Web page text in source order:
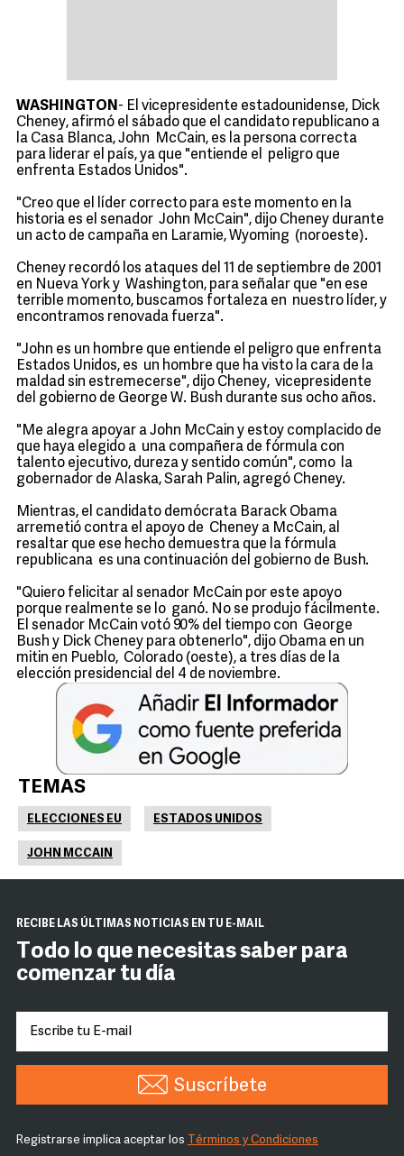
WASHINGTON - El vicepresidente estadounidense, Dick
Cheney, afirmó el sábado que el candidato republicano a
la Casa Blanca, John McCain, es la persona correcta
para liderar el país, ya que "entiende el peligro que
enfrenta Estados Unidos".
"Creo que el líder correcto para este momento en la
historia es el senador John McCain", dijo Cheney durante
un acto de campaña en Laramie, Wyoming (noroeste).
Cheney recordó los ataques del 11 de septiembre de 2001
en Nueva York y Washington, para señalar que "en ese
terrible momento, buscamos fortaleza en nuestro líder, y
encontramos renovada fuerza".
"John es un hombre que entiende el peligro que enfrenta
Estados Unidos, es un hombre que ha visto la cara de la
maldad sin estremecerse", dijo Cheney, vicepresidente
del gobierno de George W. Bush durante sus ocho años.
"Me alegra apoyar a John McCain y estoy complacido de
que haya elegido a una compañera de fórmula con
talento ejecutivo, dureza y sentido común", como la
gobernador de Alaska, Sarah Palin, agregó Cheney.
Mientras, el candidato demócrata Barack Obama
arremetió contra el apoyo de Cheney a McCain, al
resaltar que ese hecho demuestra que la fórmula
republicana es una continuación del gobierno de Bush.
"Quiero felicitar al senador McCain por este apoyo
porque realmente se lo ganó. No se produjo fácilmente.
El senador McCain votó 90% del tiempo con George
Bush y Dick Cheney para obtenerlo", dijo Obama en un
mitin en Pueblo, Colorado (oeste), a tres días de la
elección presidencial del 4 de noviembre.
TEMAS
ELECCIONES EU ESTADOS UNIDOS
JOHN MCCAIN
RECIBE LAS ÚLTIMAS NOTICIAS EN TU E-MAIL
Todo lo que necesitas saber para
comenzar tu día
Suscríbete
Registrarse implica aceptar los Términos y Condiciones